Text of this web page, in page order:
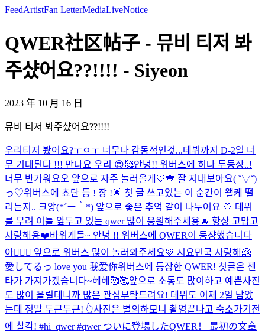
FeedArtistFan LetterMediaLiveNotice
QWER社区帖子 - 뮤비 티저 봐
주샸어요??!!!! - Siyeon
2023 年 10 月 16 日
뮤비 티저 봐주샸어요??!!!!
우리티저 봤어요?ㅜㅇㅜ 너무나 감동적인것...데뷔까지 D-2일 너
무 기대된다 !!! 만나요 우리 😍🥰안녕!! 위버스에 히나 두등장..!
너무 반가워요오 앞으로 자주 놀러올게🤍💙 잘 지내보아요( ˘▽˘)
っ♡위버스에 쵸단 등 ! 장 !🌟 첫 글 쓰고있는 이 순간이 왤케 떨
리는지.. 크앙(*´ー｀*) 앞으로 좋은 추억 같이 나누어요 🤍 데뷔
를 무려 이틀 앞두고 있는 qwer 많이 응원해주세용🔥 항상 고맙고
사랑해용❤️바위게들~ 안녕 !! 위버스에 QWER이 등쟝했습니다
아💁🏻‍♀️ 앞으로 위버스 많이 놀러와주세요💚 시요민국 사랑해🤗
愛してるっ love you 我爱你위버스에 등장한 QWER! 첫글은 젠
타가 가져가겠습니다~헤헤🥰🥰앞으로 소통도 많이하고 예쁜사진
도 많이 올릴테니까 많은 관심부탁드려요! 데뷔도 이제 2일 남았
는데 정말 두근두근! 👆사진은 별의하모니 촬영끝나고 숙소가기전
에 찰칵! #hi_qwer #qwer ついに登場したQWER！ 最初の文章